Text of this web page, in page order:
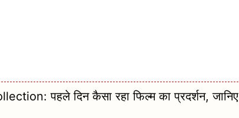
पहले दिन कैसा रहा फिल्म का प्रदर्शन, जानिए